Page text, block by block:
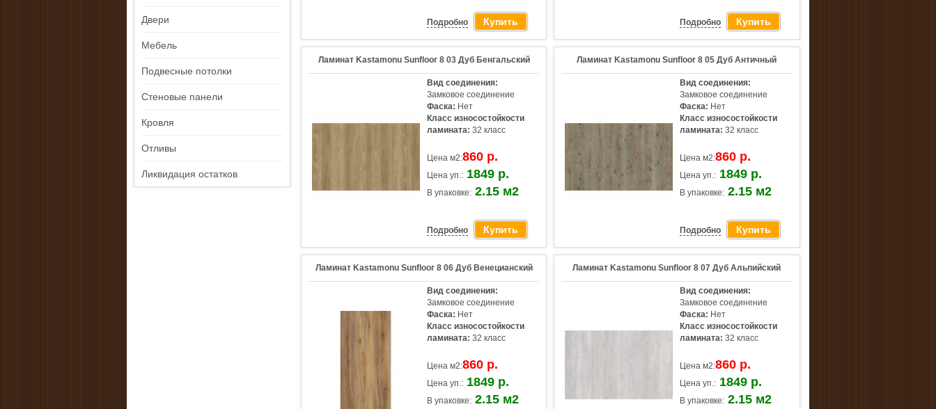
Двери
Мебель
Подвесные потолки
Стеновые панели
Кровля
Отливы
Ликвидация остатков
Подробно Купить Подробно Купить
Ламинат Kastamonu Sunfloor 8 03 Дуб Бенгальский
Вид соединения:
Замковое соединение
Фаска: Нет
Класс износостойкости
ламината: 32 класс
Цена м2:860 р.
Цена уп.: 1849 р.
В упаковке: 2.15 м2
Подробно Купить
Ламинат Kastamonu Sunfloor 8 05 Дуб Античный
Вид соединения:
Замковое соединение
Фаска: Нет
Класс износостойкости
ламината: 32 класс
Цена м2:860 р.
Цена уп.: 1849 р.
В упаковке: 2.15 м2
Подробно Купить
Ламинат Kastamonu Sunfloor 8 06 Дуб Венецианский
Вид соединения:
Замковое соединение
Фаска: Нет
Класс износостойкости
ламината: 32 класс
Цена м2:860 р.
Цена уп.: 1849 р.
В упаковке: 2.15 м2
Ламинат Kastamonu Sunfloor 8 07 Дуб Альпийский
Вид соединения:
Замковое соединение
Фаска: Нет
Класс износостойкости
ламината: 32 класс
Цена м2:860 р.
Цена уп.: 1849 р.
В упаковке: 2.15 м2